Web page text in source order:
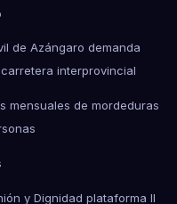
de Azángaro demanda
interprovincial
mensuales de mordeduras
y Dignidad plataforma II